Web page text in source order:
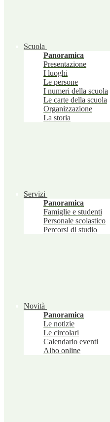
Scuola
Panoramica
Presentazione
I luoghi
Le persone
I numeri della scuola
Le carte della scuola
Organizzazione
La storia
Servizi
Panoramica
Famiglie e studenti
Personale scolastico
Percorsi di studio
Novità
Panoramica
Le notizie
Le circolari
Calendario eventi
Albo online